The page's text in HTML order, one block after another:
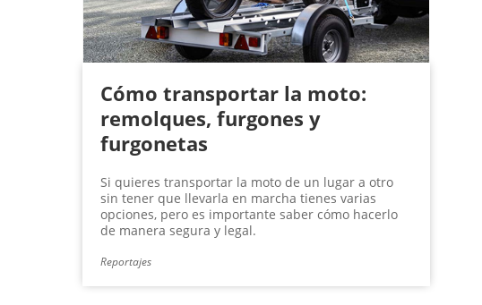
Cómo transportar la moto:
remolques, furgones y
furgonetas
Si quieres transportar la moto de un lugar a otro
sin tener que llevarla en marcha tienes varias
opciones, pero es importante saber cómo hacerlo
de manera segura y legal.
Reportajes